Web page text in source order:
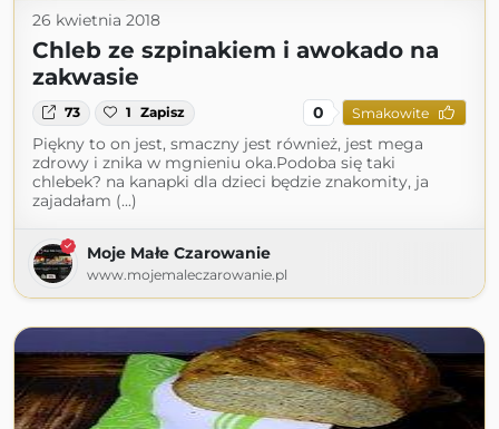
26 kwietnia 2018
Chleb ze szpinakiem i awokado na
zakwasie
73 1 Zapisz 0 Smakowite
Piękny to on jest, smaczny jest również, jest mega
zdrowy i znika w mgnieniu oka.Podoba się taki
chlebek? na kanapki dla dzieci będzie znakomity, ja
zajadałam (...)
Moje Małe Czarowanie
www.mojemaleczarowanie.pl